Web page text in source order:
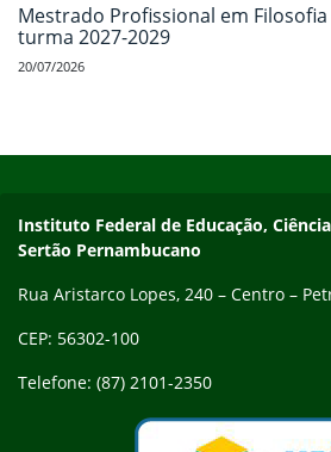
Mestrado Profissional em
turma 2027-2029
20/07/2026
Endereço
Instituto Federal de Educação,
Sertão Pernambucano
Rua Aristarco Lopes, 240 – Centro –
CEP: 56302-100
Telefone: (87) 2101-2350